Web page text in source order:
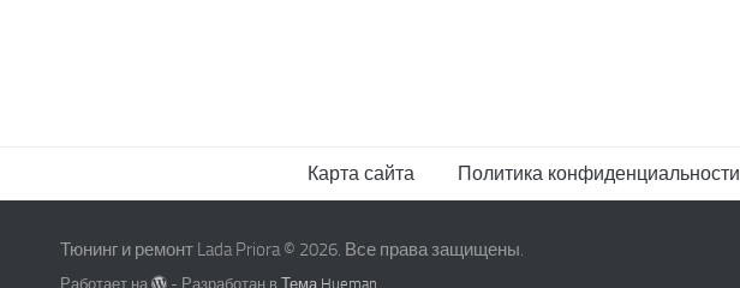
Карта сайта Политика конфиденциальности
Тюнинг и ремонт Lada Priora © 2026. Все права защищены.
Работает на - Разработан вТема Hueman